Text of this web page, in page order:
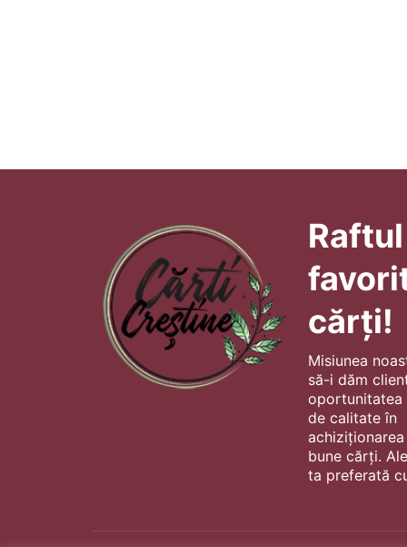
cărți!
Misiunea
să-i dăm
oportunitatea
de calitate în
bune cărți.
ta preferată